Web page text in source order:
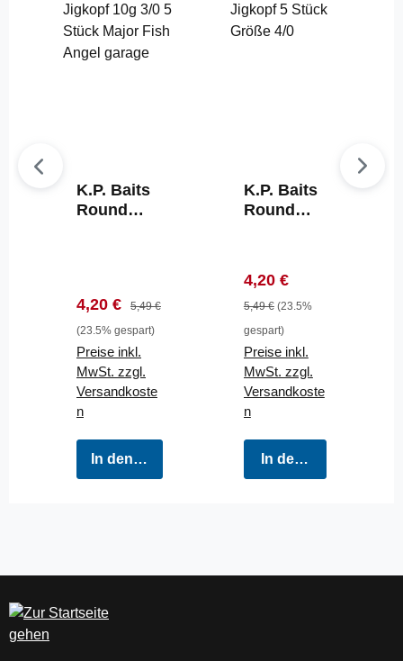
K.P. Baits
Round
Verkaufspreis:
4,20 € Regulärer Preis:
5,49 €
(23.5% gespart)
Preise inkl.
MwSt. zzgl.
Versandkoste
n
In den Warenkorb
K.P. Baits
Round
Stück
Verkaufspreis:
4,20 €
5,49 € (23.5%
gespart)
Preise inkl.
MwSt. zzgl.
Versandkoste
n
In den Warenkorb